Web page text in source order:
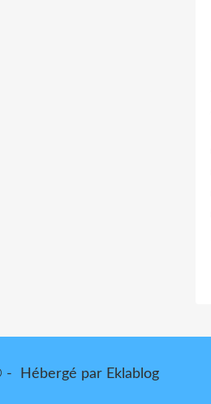
- Hébergé par Eklablog